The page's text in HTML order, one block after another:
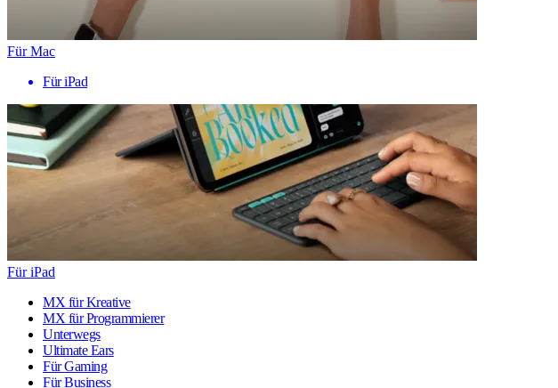
Für Mac
Für iPad
Für iPad
MX für Kreative
MX für Programmierer
Unterwegs
Ultimate Ears
Für Gaming
Für Business